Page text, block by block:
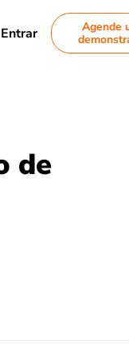
Entrar
Agende
de